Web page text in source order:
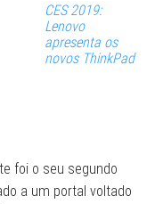
CES 2019:
Lenovo
apresenta os
novos ThinkPad
foi o seu segundo
a um portal voltado